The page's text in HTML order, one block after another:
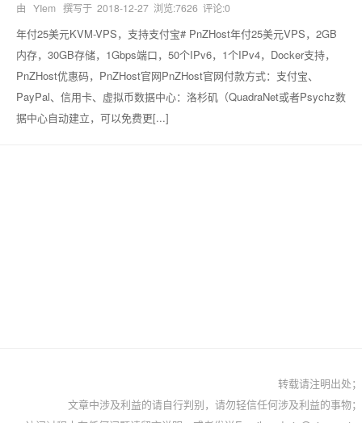
由 YIem 撰写于 2018-12-27 浏览:7626 评论:0
年付25美元KVM-VPS，支持支付宝# PnZHost年付25美元VPS，2GB
内存，30GB存储，1Gbps端口，50个IPv6，1个IPv4，Docker支持，
PnZHost优惠码，PnZHost官网PnZHost官网付款方式：支付宝、
PayPal、信用卡、虚拟币数据中心：洛杉矶（QuadraNet或者Psychz数
据中心自动建立，可以免费更[...]
转载请注明出处；
文章中涉及利益的请自行判别，请勿轻信任何涉及利益的事物；